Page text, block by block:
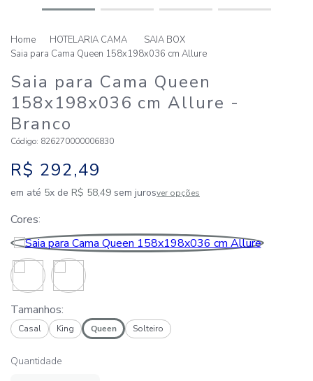
HOTELARIA CAMA
SAIA BOX
Saia para Cama Queen 158x198x036 cm Allure
Saia para Cama Queen
158x198x036 cm Allure -
Branco
Código: 826270000006830
R$ 292,49
em até 5x de R$ 58,49 sem jurosver opções
Cores
Tamanhos:
Casal King Queen Solteiro
Quantidade